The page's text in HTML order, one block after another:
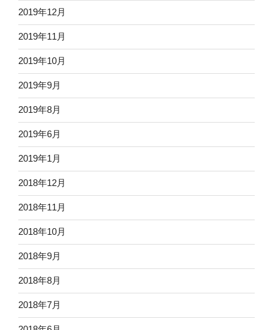
2019年12月
2019年11月
2019年10月
2019年9月
2019年8月
2019年6月
2019年1月
2018年12月
2018年11月
2018年10月
2018年9月
2018年8月
2018年7月